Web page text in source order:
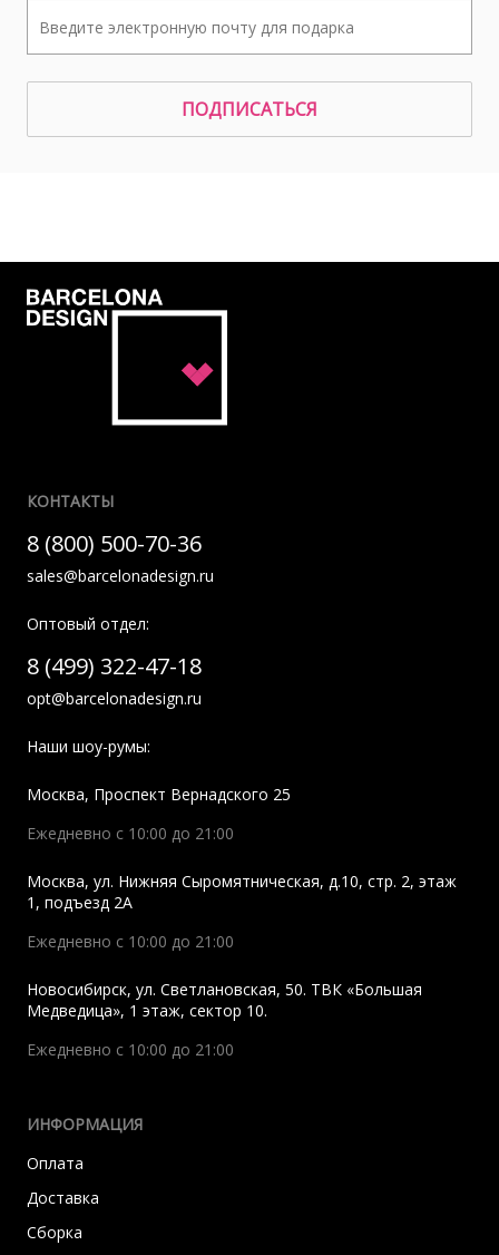
ПОДПИСАТЬСЯ
КОНТАКТЫ
8 (800) 500-70-36
sales@barcelonadesign.ru
Оптовый отдел:
8 (499) 322-47-18
opt@barcelonadesign.ru
Наши шоу-румы:
Москва, Проспект Вернадского 25
Ежедневно с 10:00 до 21:00
Москва, ул. Нижняя Сыромятническая, д.10, стр. 2, этаж
1, подъезд 2A
Ежедневно с 10:00 до 21:00
Новосибирск, ул. Светлановская, 50. ТВК «Большая
Медведица», 1 этаж, сектор 10.
Ежедневно с 10:00 до 21:00
ИНФОРМАЦИЯ
Оплата
Доставка
Сборка